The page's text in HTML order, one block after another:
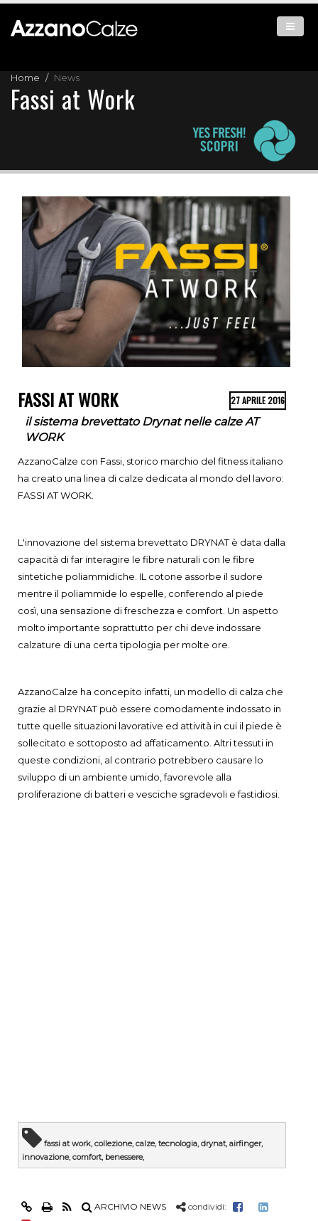
Home News
Fassi at Work
FASSI AT WORK 27 APRILE 2016
il sistema brevettato Drynat nelle calze AT
WORK
AzzanoCalze con Fassi, storico marchio del fitness italiano
ha creato una linea di calze dedicata al mondo del lavoro:
FASSI AT WORK.
L'innovazione del sistema brevettato DRYNAT è data dalla
capacità di far interagire le fibre naturali con le fibre
sintetiche poliammidiche. IL cotone assorbe il sudore
mentre il poliammide lo espelle, conferendo al piede
così, una sensazione di freschezza e comfort. Un aspetto
molto importante soprattutto per chi deve indossare
calzature di una certa tipologia per molte ore.
AzzanoCalze ha concepito infatti, un modello di calza che
grazie al DRYNAT può essere comodamente indossato in
tutte quelle situazioni lavorative ed attività in cui il piede è
sollecitato e sottoposto ad affaticamento. Altri tessuti in
queste condizioni, al contrario potrebbero causare lo
sviluppo di un ambiente umido, favorevole alla
proliferazione di batteri e vesciche sgradevoli e fastidiosi.
fassi at work, collezione, calze, tecnologia, drynat, airfinger,
innovazione, comfort, benessere,
ARCHIVIO NEWS condividi: